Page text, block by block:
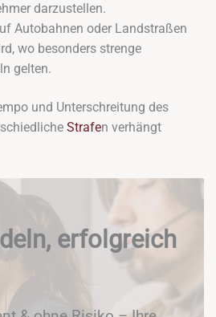
darzustellen.
Autobahnen oder Landstraßen
wo besonders strenge
gelten.
und Unterschreitung des
Strafen verhängt
erfolgreich